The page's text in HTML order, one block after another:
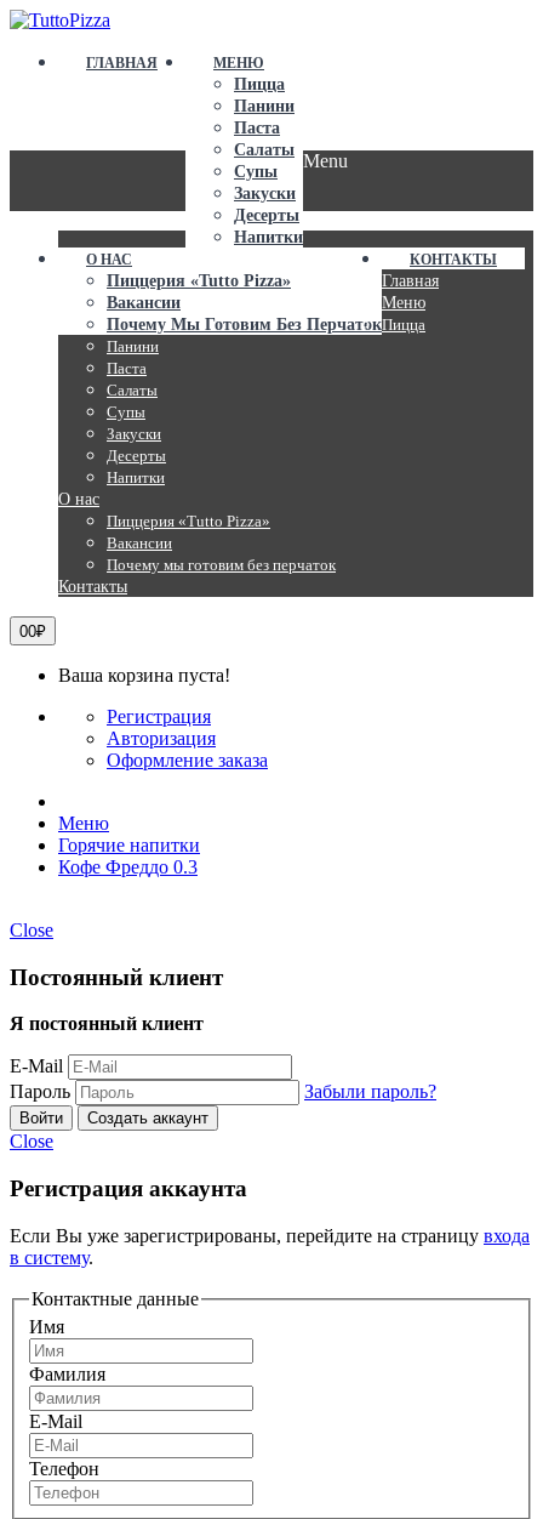
ГЛАВНАЯ МЕНЮ
Пицца
Панини
Паста
Салаты
Супы
Закуски
Десерты
Напитки
О НАС
Пиццерия «Tutto Pizza»
Вакансии
Почему Мы Готовим Без Перчаток
КОНТАКТЫ
Menu
Главная
Меню
Пицца
Панини
Паста
Салаты
Супы
Закуски
Десерты
Напитки
О нас
Пиццерия «Tutto Pizza»
Вакансии
Почему мы готовим без перчаток
Контакты
00₽
Ваша корзина пуста!
Регистрация
Авторизация
Оформление заказа
Меню
Горячие напитки
Кофе Фреддо 0.3
Close
Постоянный клиент
Я постоянный клиент
E-Mail
Пароль
Забыли пароль?
Войти Создать аккаунт
Close
Регистрация аккаунта
Если Вы уже зарегистрированы, перейдите на страницу входа
в систему.
Контактные данные
Имя
Фамилия
E-Mail
Телефон